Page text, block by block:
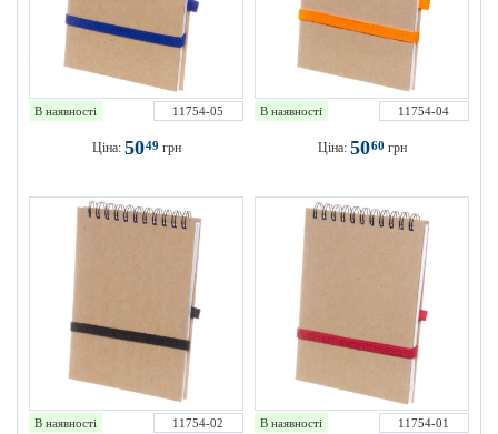
В наявності 11754-05
Ціна: 5049 грн
В наявності 11754-04
Ціна: 5060 грн
В наявності 11754-02 В наявності 11754-01